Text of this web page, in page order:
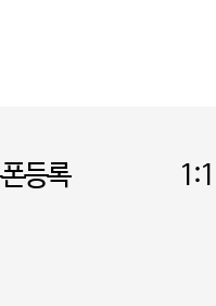
등록